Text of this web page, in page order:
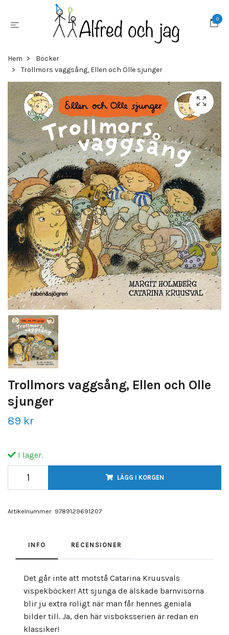
0
Hem
Böcker
Trollmors vaggsång, Ellen och Olle sjunger
Trollmors vaggsång, Ellen och Olle
sjunger
89 kr
I lager.
LÄGG I KORGEN
Artikelnummer: 9789129691207
INFO RECENSIONER
Det går inte att motstå Catarina Kruusvals
vispekböcker! Att sjunga de älskade barnvisorna
blir ju extra roligt när man får hennes geniala
bilder till. Ja, den här visboksserien är redan en
klassiker!